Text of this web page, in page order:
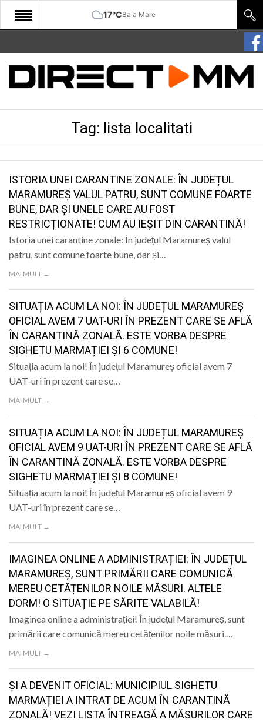
17°CBaia Mare
START
COMUNITATE
SANATATE
SPORT
SPECIAL
LIFE
Tag: lista localitati
ISTORIA UNEI CARANTINE ZONALE: ÎN JUDEȚUL
MARAMUREȘ VALUL PATRU, SUNT COMUNE FOARTE
BUNE, DAR ȘI UNELE CARE AU FOST
RESTRICȚIONATE! CUM AU IEȘIT DIN CARANTINĂ!
Istoria unei carantine zonale: În județul Maramureș valul
patru, sunt comune foarte bune, dar și…
MAI MULT →
SITUAȚIA ACUM LA NOI: ÎN JUDEȚUL MARAMUREȘ
OFICIAL AVEM 7 UAT-URI ÎN PREZENT CARE SE AFLĂ
ÎN CARANTINĂ ZONALĂ. ESTE VORBA DESPRE
SIGHETU MARMAȚIEI ȘI 6 COMUNE!
Situația acum la noi! În județul Maramureș oficial avem 7
UAT-uri în prezent care se…
MAI MULT →
SITUAȚIA ACUM LA NOI: ÎN JUDEȚUL MARAMUREȘ
OFICIAL AVEM 9 UAT-URI ÎN PREZENT CARE SE AFLĂ
ÎN CARANTINĂ ZONALĂ. ESTE VORBA DESPRE
SIGHETU MARMAȚIEI ȘI 8 COMUNE!
Situația acum la noi! În județul Maramureș oficial avem 9
UAT-uri în prezent care se…
MAI MULT →
IMAGINEA ONLINE A ADMINISTRAȚIEI: ÎN JUDEȚUL
MARAMUREȘ, SUNT PRIMĂRII CARE COMUNICĂ
MEREU CETĂȚENILOR NOILE MĂSURI. ALTELE
DORM! O SITUAȚIE PE SĂRITE VALABILĂ!
Imaginea online a administrației! În județul Maramureș, sunt
primării care comunică mereu cetățenilor noile măsuri.…
MAI MULT →
ȘI A DEVENIT OFICIAL: MUNICIPIUL SIGHETU
MARMAȚIEI A INTRAT DE ACUM ÎN CARANTINĂ
ZONALĂ! VEZI LISTA ÎNTREAGĂ A MĂSURILOR CARE